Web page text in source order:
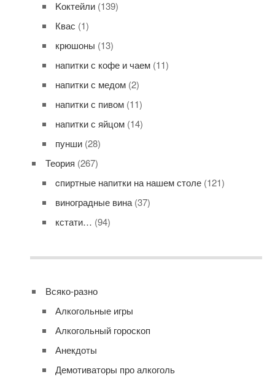
Kоктейли (139)
Квас (1)
крюшоны (13)
напитки с кофе и чаем (11)
напитки с медом (2)
напитки с пивом (11)
напитки с яйцом (14)
пунши (28)
Теория (267)
cпиртные напитки на нашем столе (121)
виноградные вина (37)
кстати… (94)
Всяко-разно
Алкогольные игры
Алкогольный гороскоп
Анекдоты
Демотиваторы про алкоголь